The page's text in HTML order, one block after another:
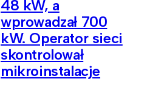
48 kW, a
wprowadzał 700
kW. Operator sieci
skontrolował
mikroinstalacje